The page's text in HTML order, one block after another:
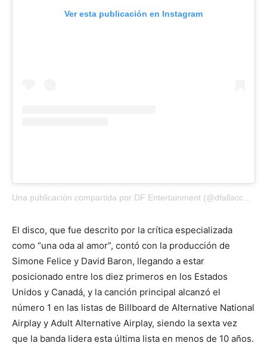
Ver esta publicación en Instagram
El disco, que fue descrito por la crítica especializada
como “una oda al amor”, contó con la producción de
Simone Felice y David Baron, llegando a estar
posicionado entre los diez primeros en los Estados
Unidos y Canadá, y la canción principal alcanzó el
número 1 en las listas de Billboard de Alternative National
Airplay y Adult Alternative Airplay, siendo la sexta vez
que la banda lidera esta última lista en menos de 10 años.